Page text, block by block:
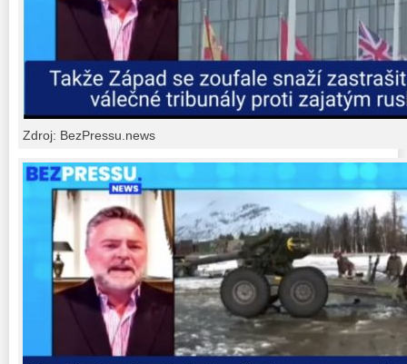
Zdroj: BezPressu.news